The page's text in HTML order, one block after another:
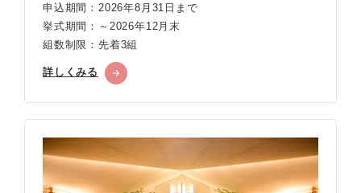
申込期間：2026年8月31日まで
挙式期間：～2026年12月末
組数制限：先着3組
詳しくみる